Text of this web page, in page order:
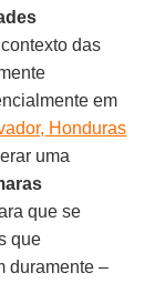
das
em
Honduras
uma
que se
que
duramente –